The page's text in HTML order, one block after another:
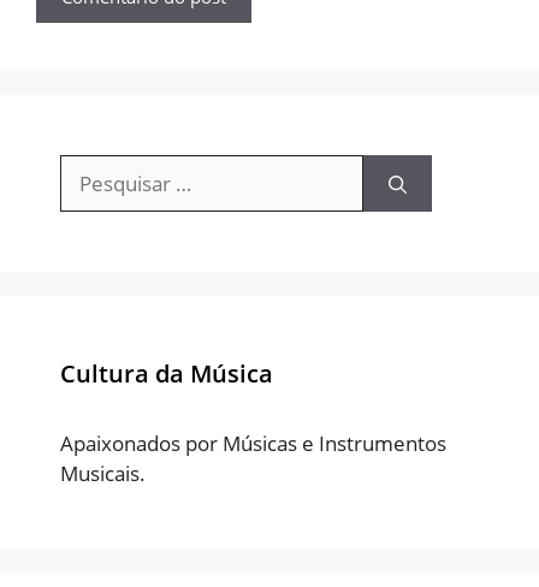
Pesquisar
por:
Cultura da Música
Apaixonados por Músicas e Instrumentos
Musicais.